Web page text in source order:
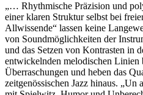
„… Rhythmische Präzision und
einer klaren Struktur selbst bei
Allwissende“ lassen keine
von Soundmöglichkeiten der
und das Setzen von Kontrasten in
entwickelnden melodischen Linien
Überraschungen und heben das
zeitgenössischen Jazz hinaus. „Un